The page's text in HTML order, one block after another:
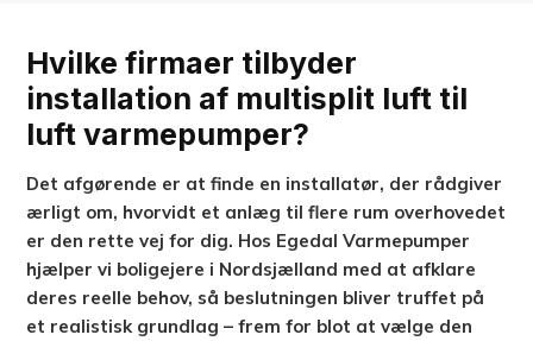
Hvilke firmaer tilbyder
installation af multisplit luft til
luft varmepumper?
Det afgørende er at finde en installatør, der rådgiver
ærligt om, hvorvidt et anlæg til flere rum overhovedet
er den rette vej for dig. Hos Egedal Varmepumper
hjælper vi boligejere i Nordsjælland med at afklare
deres reelle behov, så beslutningen bliver truffet på
et realistisk grundlag – frem for blot at vælge den